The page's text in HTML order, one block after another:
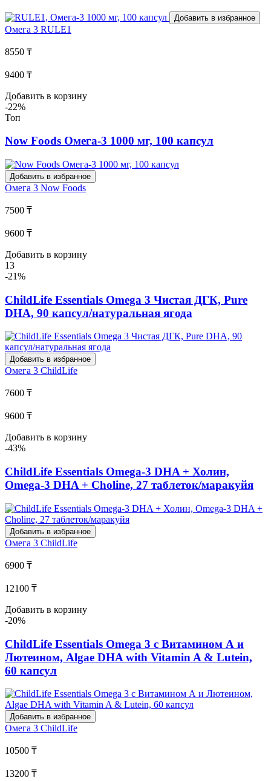
Добавить в избранное
Омега 3 RULE1
8550 ₸
9400 ₸
Добавить в корзину
-22%
Топ
Now Foods Омега-3 1000 мг, 100 капсул
Добавить в избранное
Омега 3 Now Foods
7500 ₸
9600 ₸
Добавить в корзину
13
-21%
ChildLife Essentials Omega 3 Чистая ДГК, Pure
DHA, 90 капсул/натуральная ягода
Добавить в избранное
Омега 3 ChildLife
7600 ₸
9600 ₸
Добавить в корзину
-43%
ChildLife Essentials Omega-3 DHA + Холин,
Omega-3 DHA + Choline, 27 таблеток/маракуйя
Добавить в избранное
Омега 3 ChildLife
6900 ₸
12100 ₸
Добавить в корзину
-20%
ChildLife Essentials Omega 3 с Витамином А и
Лютеином, Algae DHA with Vitamin A & Lutein,
60 капсул
Добавить в избранное
Омега 3 ChildLife
10500 ₸
13200 ₸